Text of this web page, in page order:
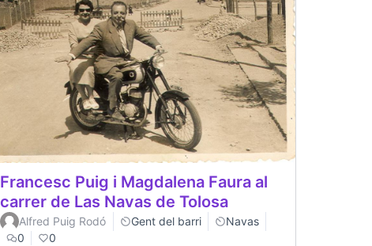
Francesc Puig i Magdalena Faura al
carrer de Las Navas de Tolosa
Alfred Puig Rodó Gent del barri
Navas
0
0